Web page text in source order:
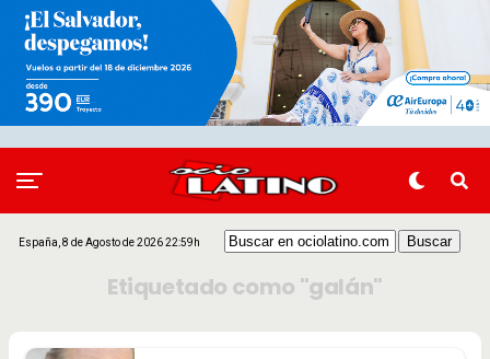
España, 8 de Agosto de 2026 22:59h
Etiquetado como "galán"